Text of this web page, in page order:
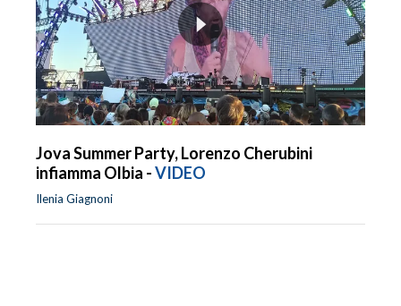
Jova Summer Party, Lorenzo Cherubini
infiamma Olbia -VIDEO
Ilenia Giagnoni